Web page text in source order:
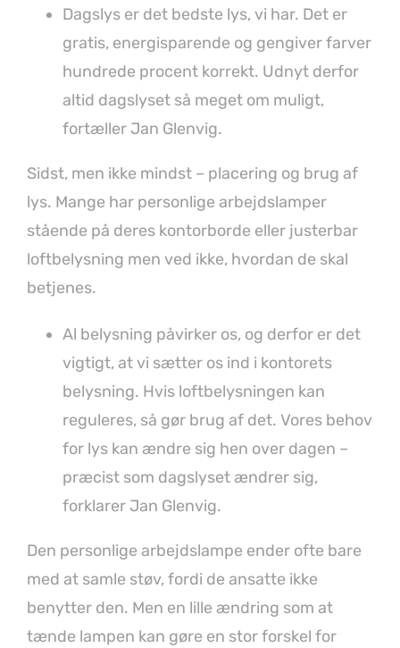
Dagslys er det bedste lys, vi har. Det er
gratis, energisparende og gengiver farver
hundrede procent korrekt. Udnyt derfor
altid dagslyset så meget om muligt,
fortæller Jan Glenvig.
Sidst, men ikke mindst – placering og brug af
lys. Mange har personlige arbejdslamper
stående på deres kontorborde eller justerbar
loftbelysning men ved ikke, hvordan de skal
betjenes.
Al belysning påvirker os, og derfor er det
vigtigt, at vi sætter os ind i kontorets
belysning. Hvis loftbelysningen kan
reguleres, så gør brug af det. Vores behov
for lys kan ændre sig hen over dagen –
præcist som dagslyset ændrer sig,
forklarer Jan Glenvig.
Den personlige arbejdslampe ender ofte bare
med at samle støv, fordi de ansatte ikke
benytter den. Men en lille ændring som at
tænde lampen kan gøre en stor forskel for